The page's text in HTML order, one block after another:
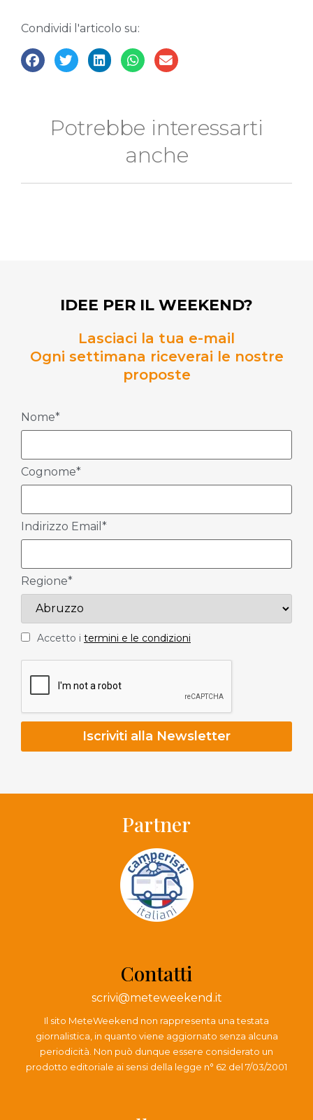
Condividi l'articolo su:
Potrebbe interessarti
anche
IDEE PER IL WEEKEND?
Lasciaci la tua e-mail
Ogni settimana riceverai le nostre
proposte
Nome*
Cognome*
Indirizzo Email*
Regione*
Accetto i termini e le condizioni
Partner
Contatti
scrivi@meteweekend.it
Il sito MeteWeekend non rappresenta una testata
giornalistica, in quanto viene aggiornato senza alcuna
periodicità. Non può dunque essere considerato un
prodotto editoriale ai sensi della legge n° 62 del 7/03/2001